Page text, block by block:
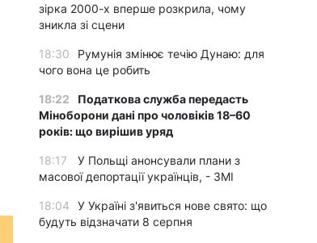
зірка 2000-х вперше розкрила, чому
зникла зі сцени
18:30
Румунія змінює течію Дунаю: для
чого вона це робить
18:22
Податкова служба передасть
Міноборони дані про чоловіків 18–60
років: що вирішив уряд
18:17
У Польщі анонсували плани з
масової депортації українців, - ЗМІ
18:04
У Україні з'явиться нове свято: що
будуть відзначати 8 серпня